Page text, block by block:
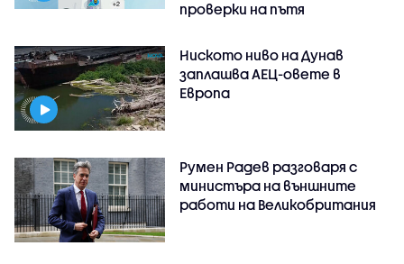
проверки на пътя
Ниското ниво на Дунав
заплашва АЕЦ-овете в
Европа
Румен Радев разговаря с
министъра на външните
работи на Великобритания